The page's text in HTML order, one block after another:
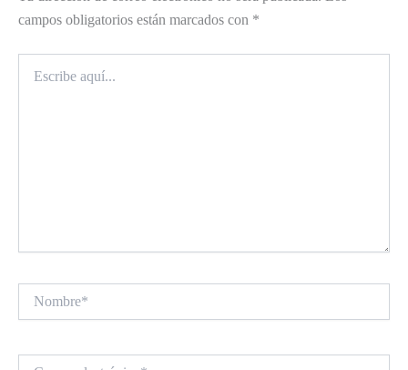
campos obligatorios están marcados con *
aquí...